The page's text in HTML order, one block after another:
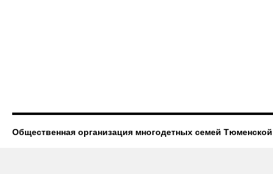
Общественная организация многодетных семей